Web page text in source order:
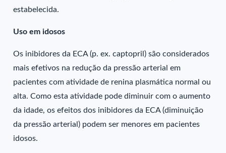
estabelecida.
Uso em idosos
Os inibidores da ECA (p. ex. captopril) são considerados
mais efetivos na redução da pressão arterial em
pacientes com atividade de renina plasmática normal ou
alta. Como esta atividade pode diminuir com o aumento
da idade, os efeitos dos inibidores da ECA (diminuição
da pressão arterial) podem ser menores em pacientes
idosos.